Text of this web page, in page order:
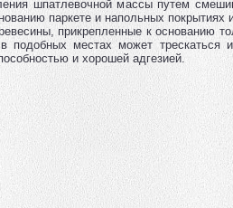
шпатлевочной массы путем
паркете и напольных
прикрепленные к основанию
подобных местах может трескаться
и хорошей адгезией.